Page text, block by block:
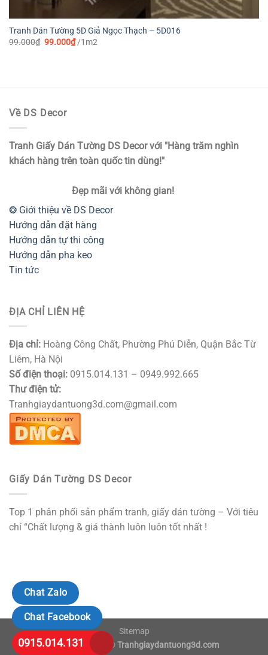
Tranh Dán Tường 5D Giả Ngọc Thạch – 5D016
99.000₫ Giá
99.000₫Giá
hiện
/1m2
Về DS Decor
Tranh Giấy Dán Tường DS Decor với "Hàng trăm nghìn
khách hàng trên toàn quốc tin dùng!"
Đẹp mãi với không gian!
❂ Giới thiệu về DS Decor
Hướng dẫn đặt hàng
Hướng dẫn tự thi công
Hướng dẫn pha keo
Tin tức
ĐỊA CHỈ LIÊN HỆ
Địa chỉ: Hoàng Công Chất, Phường Phú Diễn, Quận Bắc Từ
Liêm, Hà Nội
Số điện thoại: 0915.014.131 – 0949.992.665
Thư điện tử:
Tranhgiaydantuong3d.com@gmail.com
Giấy Dán Tường DS Decor
Top 1 phân phối sản phẩm tranh, giấy dán tường – Với tiêu
chí “Chất lượng & giá thành luôn luôn tốt nhất !
Sitemap
Copyright 2018 © Tranhgiaydantuong3d.com
Chat Zalo
Chat Facebook
0915.014.131